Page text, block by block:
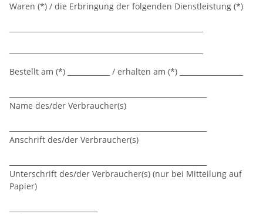
Waren (*) / die Erbringung der folgenden Dienstleistung (*)
Bestellt am (*) ____________ / erhalten am (*) __________________
Name des/der Verbraucher(s)
Anschrift des/der Verbraucher(s)
Unterschrift des/der Verbraucher(s) (nur bei Mitteilung auf
Papier)